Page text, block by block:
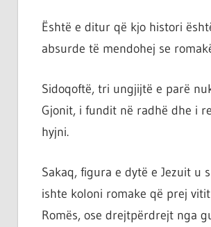
Është e ditur që kjo histori
absurde të mendohej se
Sidoqoftë, tri ungjijtë e parë
Gjonit, i fundit në radhë dhe i
hyjni.
Sakaq, figura e dytë e Jezuit u
ishte koloni romake që prej
Romës, ose drejtpërdrejt nga